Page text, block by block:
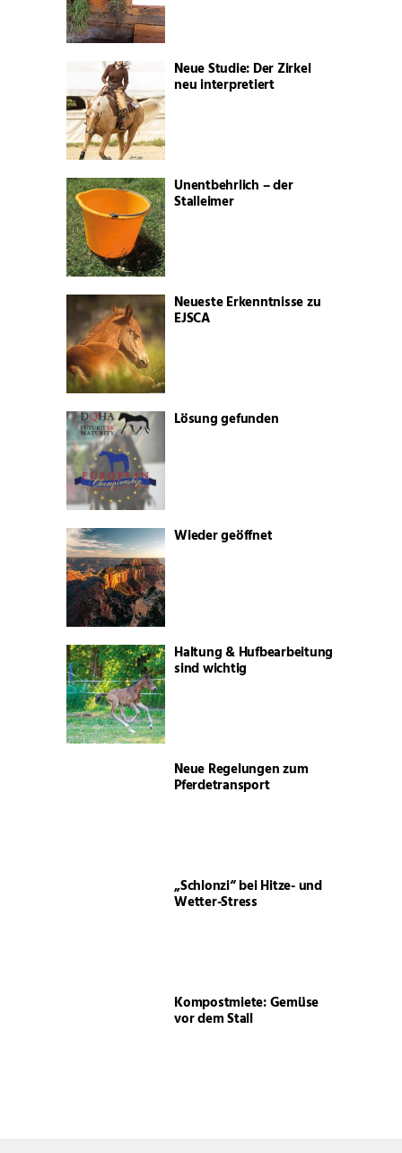
Neue Studie: Der Zirkel
neu interpretiert
Unentbehrlich – der
Stalleimer
Neueste Erkenntnisse zu
EJSCA
Lösung gefunden
Wieder geöffnet
Haltung & Hufbearbeitung
sind wichtig
Neue Regelungen zum
Pferdetransport
„Schlonzi“ bei Hitze- und
Wetter-Stress
Kompostmiete: Gemüse
vor dem Stall